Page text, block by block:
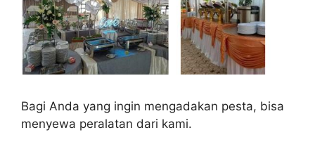
Bagi Anda yang ingin mengadakan pesta, bisa
menyewa peralatan dari kami.